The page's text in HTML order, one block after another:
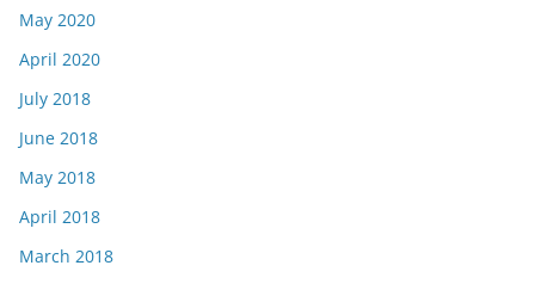
May 2020
April 2020
July 2018
June 2018
May 2018
April 2018
March 2018